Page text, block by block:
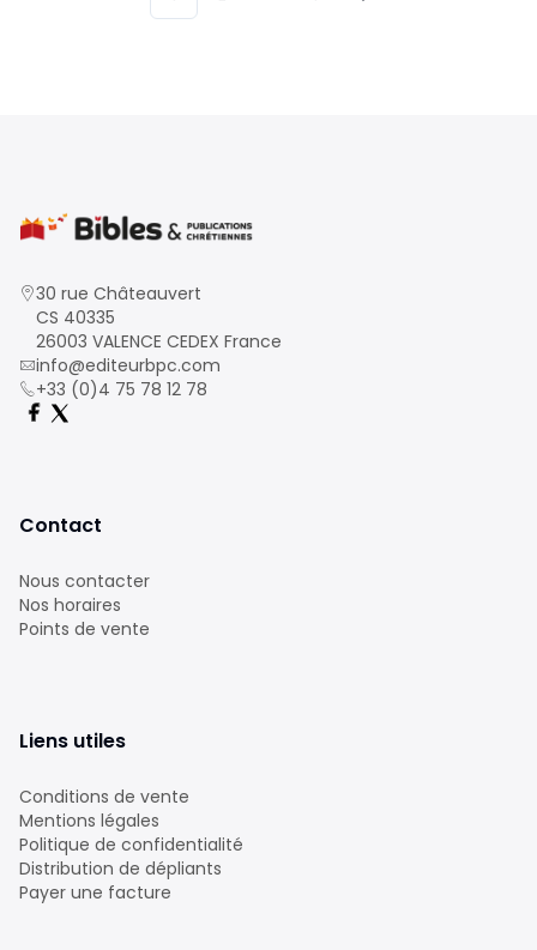
30 rue Châteauvert
CS 40335
26003 VALENCE CEDEX France
info@editeurbpc.com
+33 (0)4 75 78 12 78
Contact
Nous contacter
Nos horaires
Points de vente
Liens utiles
Conditions de vente
Mentions légales
Politique de confidentialité
Distribution de dépliants
Payer une facture